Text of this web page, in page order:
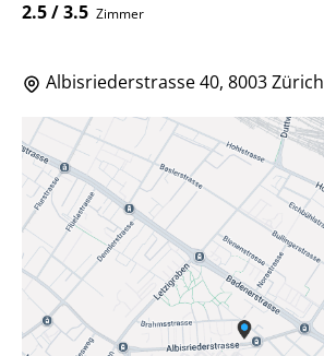
2.5 / 3.5 Zimmer
Albisriederstrasse 40, 8003 Zürich